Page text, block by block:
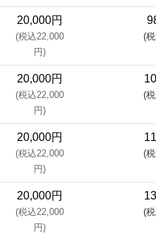
20,000円
(税込22,000
円)
(
20,000円
(税込22,000
円)
(
20,000円
(税込22,000
円)
(
20,000円
(税込22,000
円)
(